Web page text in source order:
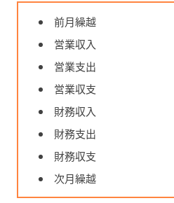
前月繰越
営業収入
営業支出
営業収支
財務収入
財務支出
財務収支
次月繰越